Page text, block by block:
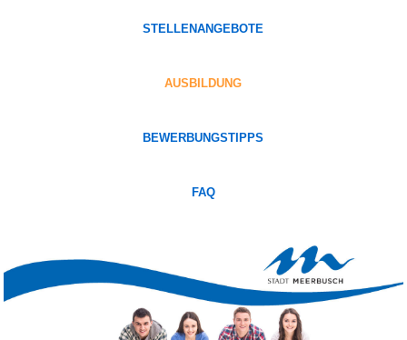
STELLENANGEBOTE
AUSBILDUNG
BEWERBUNGSTIPPS
FAQ